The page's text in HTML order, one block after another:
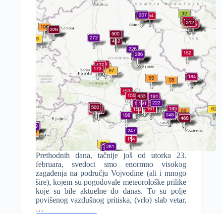
Prethodnih dana, tačnije još od utorka 23.
februara, svedoci smo enormno visokog
zagađenja na području Vojvodine (ali i mnogo
šire), kojem su pogodovale meteorološke prilike
koje su bile aktuelne do danas. To su polje
povišenog vazdušnog pritiska, (vrlo) slab vetar,
…